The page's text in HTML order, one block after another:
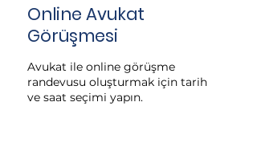
Online Avukat
Görüşmesi
Avukat ile online görüşme
randevusu oluşturmak için tarih
ve saat seçimi yapın.